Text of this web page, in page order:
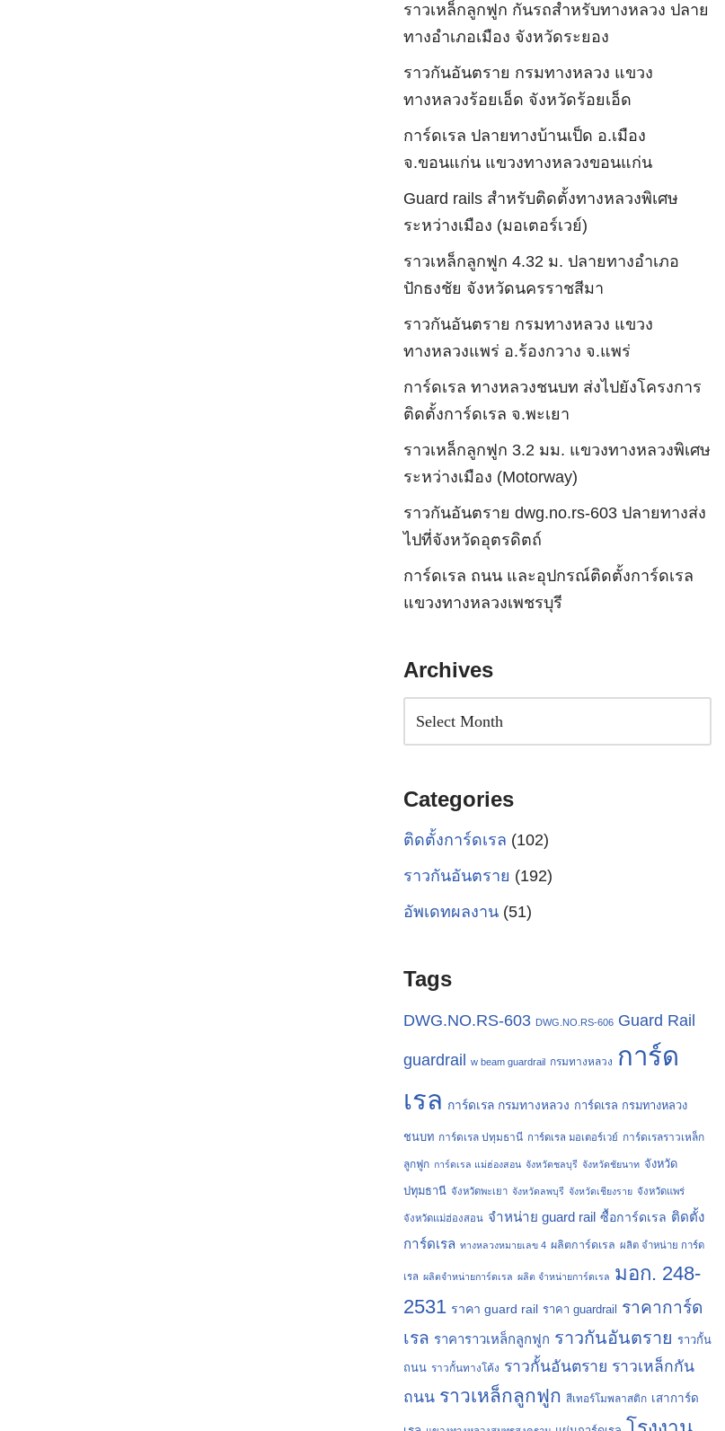
ราวเหล็กลูกฟูก กันรถสําหรับทางหลวง ปลาย
ทางอำเภอเมือง จังหวัดระยอง
ราวกันอันตราย กรมทางหลวง แขวง
ทางหลวงร้อยเอ็ด จังหวัดร้อยเอ็ด
การ์ดเรล ปลายทางบ้านเป็ด อ.เมือง
จ.ขอนแก่น แขวงทางหลวงขอนแก่น
Guard rails สำหรับติดตั้งทางหลวงพิเศษ
ระหว่างเมือง (มอเตอร์เวย์)
ราวเหล็กลูกฟูก 4.32 ม. ปลายทางอำเภอ
ปักธงชัย จังหวัดนครราชสีมา
ราวกันอันตราย กรมทางหลวง แขวง
ทางหลวงแพร่ อ.ร้องกวาง จ.แพร่
การ์ดเรล ทางหลวงชนบท ส่งไปยังโครงการ
ติดตั้งการ์ดเรล จ.พะเยา
ราวเหล็กลูกฟูก 3.2 มม. แขวงทางหลวงพิเศษ
ระหว่างเมือง (Motorway)
ราวกันอันตราย dwg.no.rs-603 ปลายทางส่ง
ไปที่จังหวัดอุตรดิตถ์
การ์ดเรล ถนน และอุปกรณ์ติดตั้งการ์ดเรล
แขวงทางหลวงเพชรบุรี
Archives
Categories
ติดตั้งการ์ดเรล (102)
ราวกันอันตราย (192)
อัพเดทผลงาน(51)
Tags
DWG.NO.RS-603 DWG.NO.RS-606 Guard Rail
guardrail w beam guardrail กรมทางหลวง การ์ด
เรล การ์ดเรล กรมทางหลวง การ์ดเรล กรมทางหลวง
ชนบท การ์ดเรล ปทุมธานี การ์ดเรล มอเตอร์เวย์ การ์ดเรลราวเหล็ก
ลูกฟูก การ์ดเรล แม่ฮ่องสอน จังหวัดชลบุรี จังหวัดชัยนาท จังหวัด
ปทุมธานี จังหวัดพะเยา จังหวัดลพบุรี จังหวัดเชียงราย จังหวัดแพร่
จังหวัดแม่ฮ่องสอน จำหน่าย guard rail ซื้อการ์ดเรล ติดตั้ง
การ์ดเรล ทางหลวงหมายเลข 4 ผลิตการ์ดเรล ผลิต จำหน่าย การ์ด
เรล ผลิตจำหน่ายการ์ดเรล ผลิต จำหน่ายการ์ดเรล มอก. 248-
2531 ราคา guard rail ราคา guardrail
ราคาการ์ด
เรล ราคาราวเหล็กลูกฟูก ราวกันอันตราย ราวกั้น
ถนน ราวกั้นทางโค้ง ราวกั้นอันตราย ราวเหล็กกัน
ถนน ราวเหล็กลูกฟูก สีเทอร์โมพลาสติก เสาการ์ด